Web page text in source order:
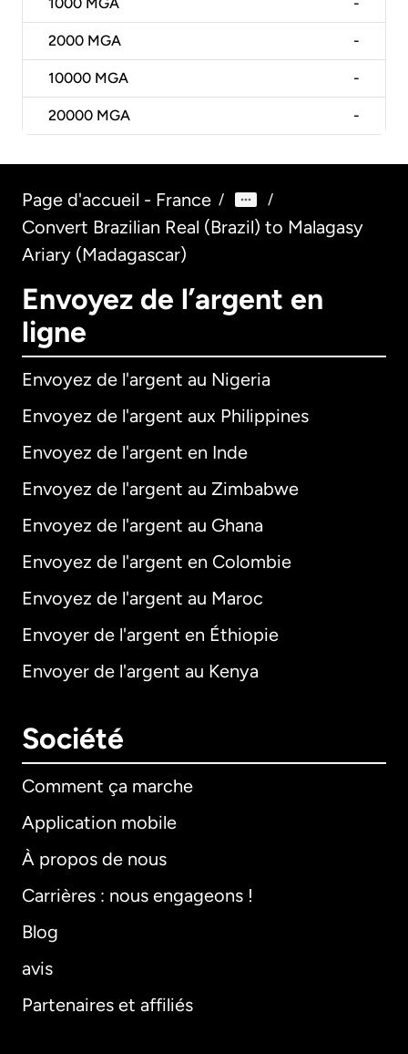
1000 MGA -
2000 MGA -
10000 MGA -
20000 MGA -
Page d'accueil - France / /
Convert Brazilian Real (Brazil) to Malagasy
Ariary (Madagascar)
Envoyez de l’argent en
ligne
Envoyez de l'argent au Nigeria
Envoyez de l'argent aux Philippines
Envoyez de l'argent en Inde
Envoyez de l'argent au Zimbabwe
Envoyez de l'argent au Ghana
Envoyez de l'argent en Colombie
Envoyez de l'argent au Maroc
Envoyer de l'argent en Éthiopie
Envoyer de l'argent au Kenya
Société
Comment ça marche
Application mobile
À propos de nous
Carrières : nous engageons !
Blog
avis
Partenaires et affiliés